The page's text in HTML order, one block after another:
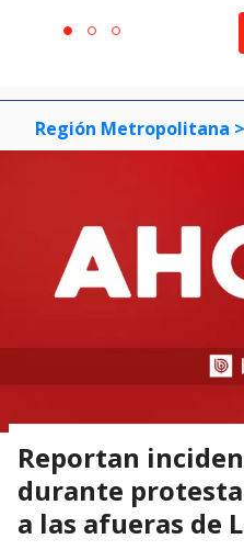
itemitemitem
Región Metropolitana
Reportan
durante
a las afueras de